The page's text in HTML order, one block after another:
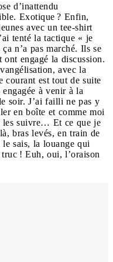
d’inattendu
Exotique ? Enfin,
avec un tee-shirt
tenté la tactique « je
n’a pas marché. Ils se
ont engagé la discussion.
avec la
courant est tout de suite
à venir à la
soir. J’ai failli ne pas y
en boîte et comme moi
les suivre… Et ce que je
bras levés, en train de
sais, la louange qui
truc ! Euh, oui, l’oraison